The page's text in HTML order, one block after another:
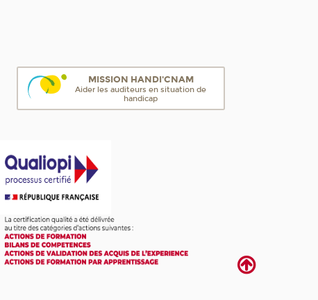
MISSION HANDI'CNAM
Aider les auditeurs en situation de
handicap